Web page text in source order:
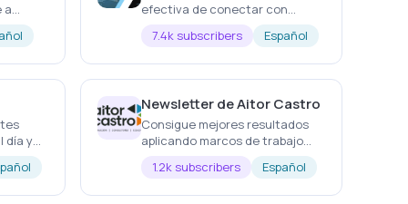
a
de
efectiva de conectar con
sector de las reuniones y
7.4k subscribers Español
día y
Newsletter de Aitor Castro
Consigue mejores resultados
aplicando marcos de trabajo
las mejores prácticas en
1.2k subscribers Español